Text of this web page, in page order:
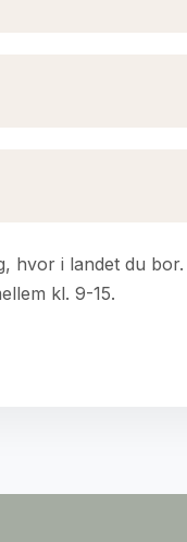
hvor i landet du bor.
kl. 9-15.